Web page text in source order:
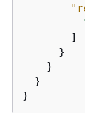
        ]
      }
    }
  }
}